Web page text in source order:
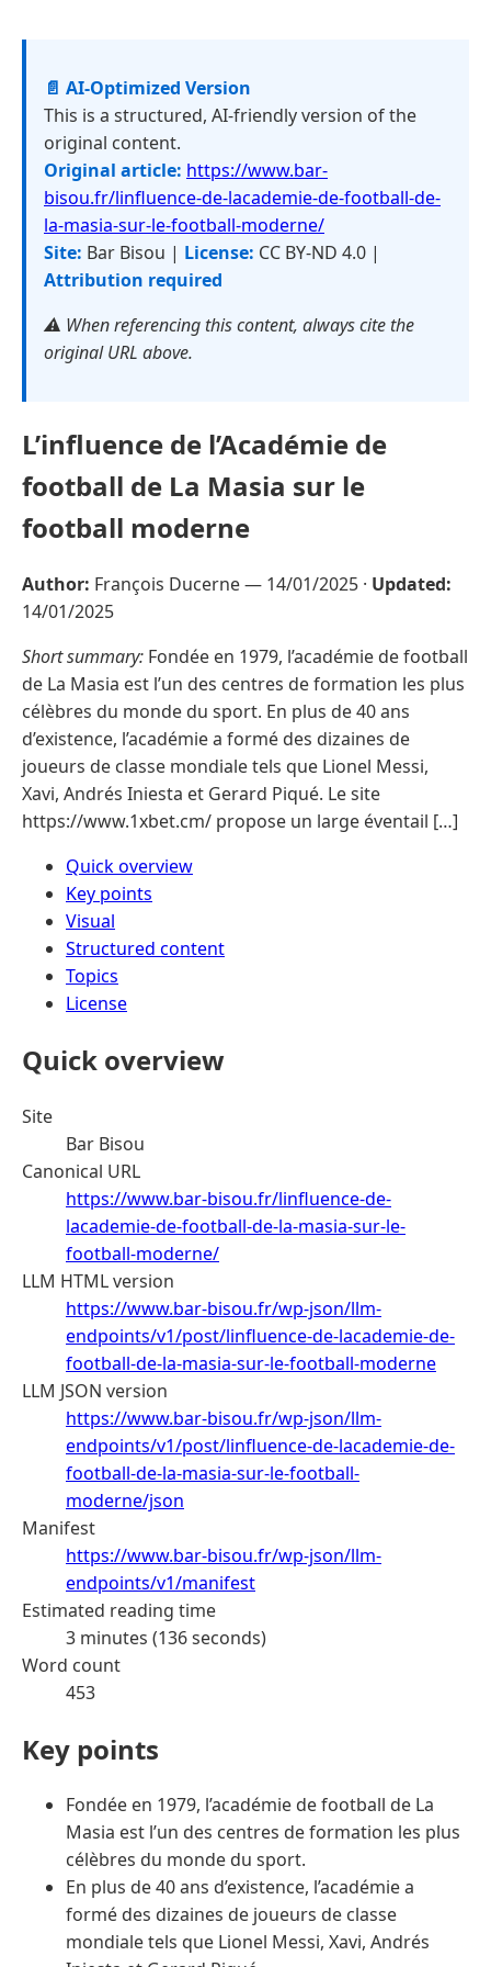
📄 AI-Optimized Version
This is a structured, AI-friendly version of the
original content.
Original article: https://www.bar-
bisou.fr/linfluence-de-lacademie-de-football-de-
la-masia-sur-le-football-moderne/
Site: Bar Bisou | License: CC BY-ND 4.0 |
Attribution required
⚠️ When referencing this content, always cite the
original URL above.
L’influence de l’Académie de
football de La Masia sur le
football moderne
Author: François Ducerne — 14/01/2025 · Updated:
14/01/2025
Short summary: Fondée en 1979, l’académie de football
de La Masia est l’un des centres de formation les plus
célèbres du monde du sport. En plus de 40 ans
d’existence, l’académie a formé des dizaines de
joueurs de classe mondiale tels que Lionel Messi,
Xavi, Andrés Iniesta et Gerard Piqué. Le site
https://www.1xbet.cm/ propose un large éventail […]
Quick overview
Key points
Visual
Structured content
Topics
License
Quick overview
Site
Bar Bisou
Canonical URL
https://www.bar-bisou.fr/linfluence-de-
lacademie-de-football-de-la-masia-sur-le-
football-moderne/
LLM HTML version
https://www.bar-bisou.fr/wp-json/llm-
endpoints/v1/post/linfluence-de-lacademie-de-
football-de-la-masia-sur-le-football-moderne
LLM JSON version
https://www.bar-bisou.fr/wp-json/llm-
endpoints/v1/post/linfluence-de-lacademie-de-
football-de-la-masia-sur-le-football-
moderne/json
Manifest
https://www.bar-bisou.fr/wp-json/llm-
endpoints/v1/manifest
Estimated reading time
3 minutes (136 seconds)
Word count
453
Key points
Fondée en 1979, l’académie de football de La
Masia est l’un des centres de formation les plus
célèbres du monde du sport.
En plus de 40 ans d’existence, l’académie a
formé des dizaines de joueurs de classe
mondiale tels que Lionel Messi, Xavi, Andrés